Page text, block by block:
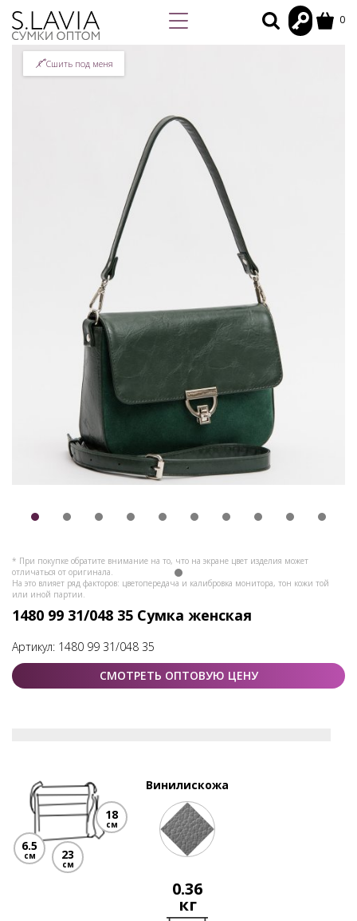
0
* При покупке обратите внимание на то, что на экране цвет изделия может
отличаться от оригинала.
На это влияет ряд факторов: цветопередача и калибровка монитора, тон кожи той
или иной партии.
Сшить под меня
1480 99 31/048 35 Сумка женская
Артикул: 1480 99 31/048 35
СМОТРЕТЬ ОПТОВУЮ ЦЕНУ
6.5
см
18
см
23
см
Винилискожа
0.36
кг